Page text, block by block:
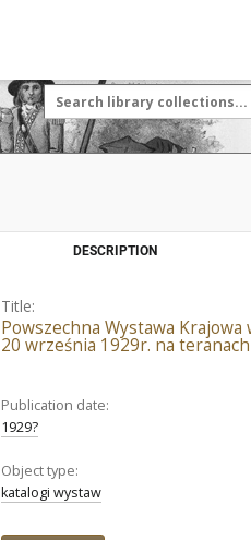
DESCRIPTION
Title:
Powszechna Wystawa
20 września 1929r. na
Publication date:
1929?
Object type:
katalogi wystaw